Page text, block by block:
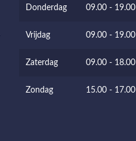
Donderdag 09.00 - 19.00
Vrijdag 09.00 - 19.00
Zaterdag 09.00 - 18.00
Zondag 15.00 - 17.00